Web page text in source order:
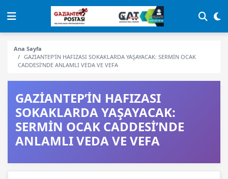
Ana Sayfa
GAZİANTEP’İN HAFIZASI SOKAKLARDA YAŞAYACAK: SERMİN OCAK
CADDESİ’NDE ANLAMLI VEDA VE VEFA
GAZİANTEP’İN HAFIZASI
SOKAKLARDA YAŞAYACAK:
SERMİN OCAK CADDESİ’NDE
ANLAMLI VEDA VE VEFA